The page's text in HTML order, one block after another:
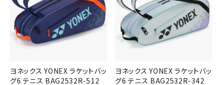
ヨネックス YONEX ラケットバッ
グ6 テニス BAG2532R-512
ヨネックス YONEX ラケットバッ
グ6 テニス BAG2532R-342